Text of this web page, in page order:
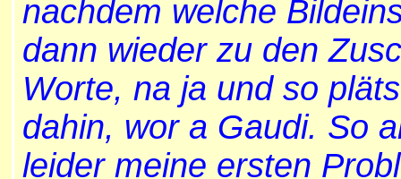
nachdem welche
dann wieder zu den
Worte, na ja und so
dahin, wor a Gaudi. So
leider meine ersten